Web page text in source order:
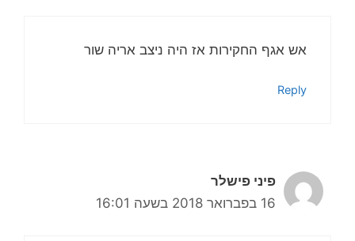
אש אגף החקירות אז היה ניצב אריה שור
Reply
פיני פישלר
16 בפברואר 2018 בשעה 16:01